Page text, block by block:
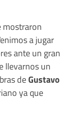
mostraron
a jugar
ante un gran
llevarnos un
deGustavo
ya que